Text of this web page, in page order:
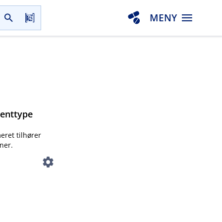
MENY
tilhører